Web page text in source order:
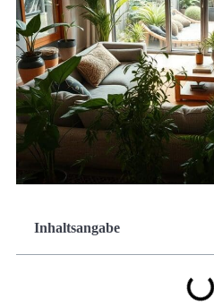
Inhaltsangabe